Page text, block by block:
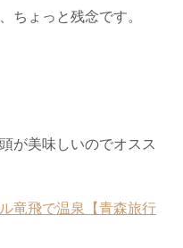
ちょっと残念です。
が美味しいのでオスス
竜飛で温泉【青森旅行